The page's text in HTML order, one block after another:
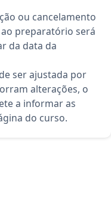
ou cancelamento
preparatório será
da data da
ser ajustada por
alterações, o
a informar as
do curso.